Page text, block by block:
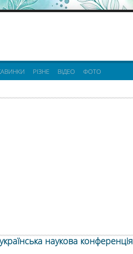
РІЗНЕ ВІДЕО ФОТО
наукова конференція